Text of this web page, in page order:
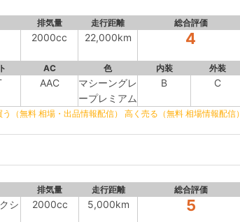
排気量 走行距離 総合評価
2000cc 22,000km 4
AC 色 内装 外装
AAC
マシーングレ
ープレミアム
B C
（無料 相場・出品情報配信） 高く売る（無料 相場情報配信）
排気量 走行距離 総合評価
シ
2000cc 5,000km 5